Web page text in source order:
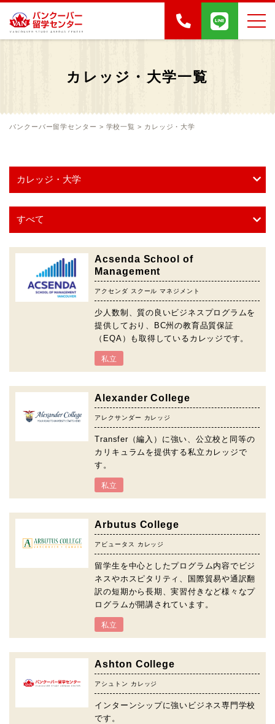
カレッジ・大学一覧
バンクーバー留学センター > 学校一覧 > カレッジ・大学
Acsenda School of
Management
アクセンダ スクール マネジメント
少人数制、質の良いビジネスプログラムを
提供しており、BC州の教育品質保証
（EQA）も取得しているカレッジです。
私立
Alexander College
アレクサンダー カレッジ
Transfer（編入）に強い、公立校と同等の
カリキュラムを提供する私立カレッジで
す。
私立
Arbutus College
アビュータス カレッジ
留学生を中心としたプログラム内容でビジ
ネスやホスピタリティ、国際貿易や通訳翻
訳の短期から長期、実習付きなど様々なプ
ログラムが開講されています。
私立
Ashton College
アシュトン カレッジ
インターンシップに強いビジネス専門学校
です。